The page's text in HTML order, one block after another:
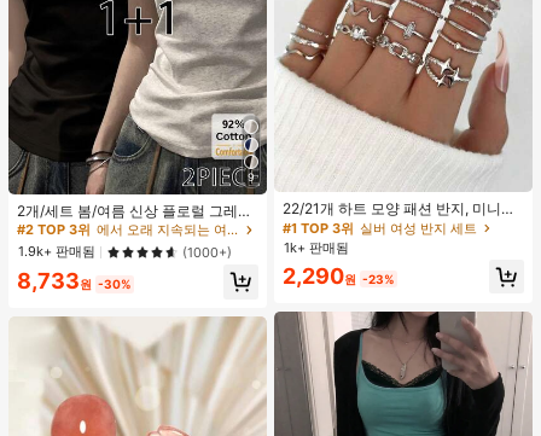
9
2개/세트 봄/여름 신상 플로럴 그레이
+ 블랙 반팔 티셔츠, 여성 슬림핏 솔리
드 컬러 언더셔츠 캐주얼
#2 TOP 3위
에서 오래 지속되는 여성 상의, 블라우스 & 티
높은 재방문 고객
#2 TOP 3위
에서 오래 지속되는 여성 상의, 블라우스 & 티
높은 재방문 고객
#2 TOP 3위
에서 오래 지속되는 여성 상의, 블라우스 & 티
높은 재방문 고객
#2 TOP 3위
에서 오래 지속되는 여성 상의, 블라우스 & 티
높은 재방문 고객
1.9k+ 판매됨 (1000+)
8,733원 -30%
22/21개 하트 모양 패션 반지, 미니멀
리스트 크리스탈 임베디드 보헤미안
기하학 반지 세트, 발렌타인데이, 어머
니날 선물
#1 TOP 3위 실버 여성 반지 세트
거의 매진!
#1 TOP 3위 실버 여성 반지 세트
거의 매진!
#1 TOP 3위 실버 여성 반지 세트
거의 매진!
#1 TOP 3위
거의 매진!
1k+ 판매됨
2,290원 -23%